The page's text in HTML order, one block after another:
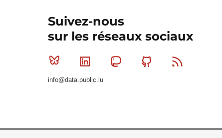
Suivez-nous
sur les réseaux sociaux
Bluesky Linkedin MastodonGithub
info@data.public.lu